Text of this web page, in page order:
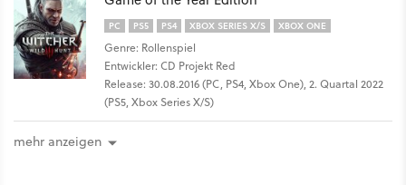
PC PS5 PS4 XBOX SERIES X/S XBOX ONE
Genre: Rollenspiel
Entwickler: CD Projekt Red
Release: 30.08.2016 (PC, PS4, Xbox One), 2. Quartal 2022
(PS5, Xbox Series X/S)
mehr anzeigen